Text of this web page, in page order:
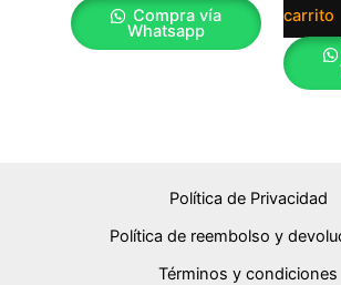
Compra vía
Whatsapp
carrito
Política de Privacidad
Política de reembolso y
Términos y condiciones